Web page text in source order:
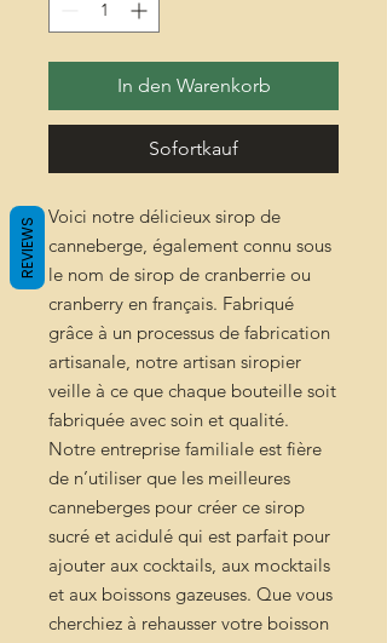
In den Warenkorb
Sofortkauf
Voici notre délicieux sirop de
canneberge, également connu sous
le nom de sirop de cranberrie ou
cranberry en français. Fabriqué
grâce à un processus de fabrication
artisanale, notre artisan siropier
veille à ce que chaque bouteille soit
fabriquée avec soin et qualité.
Notre entreprise familiale est fière
de n’utiliser que les meilleures
canneberges pour créer ce sirop
sucré et acidulé qui est parfait pour
ajouter aux cocktails, aux mocktails
et aux boissons gazeuses. Que vous
cherchiez à rehausser votre boisson
REVIEWS